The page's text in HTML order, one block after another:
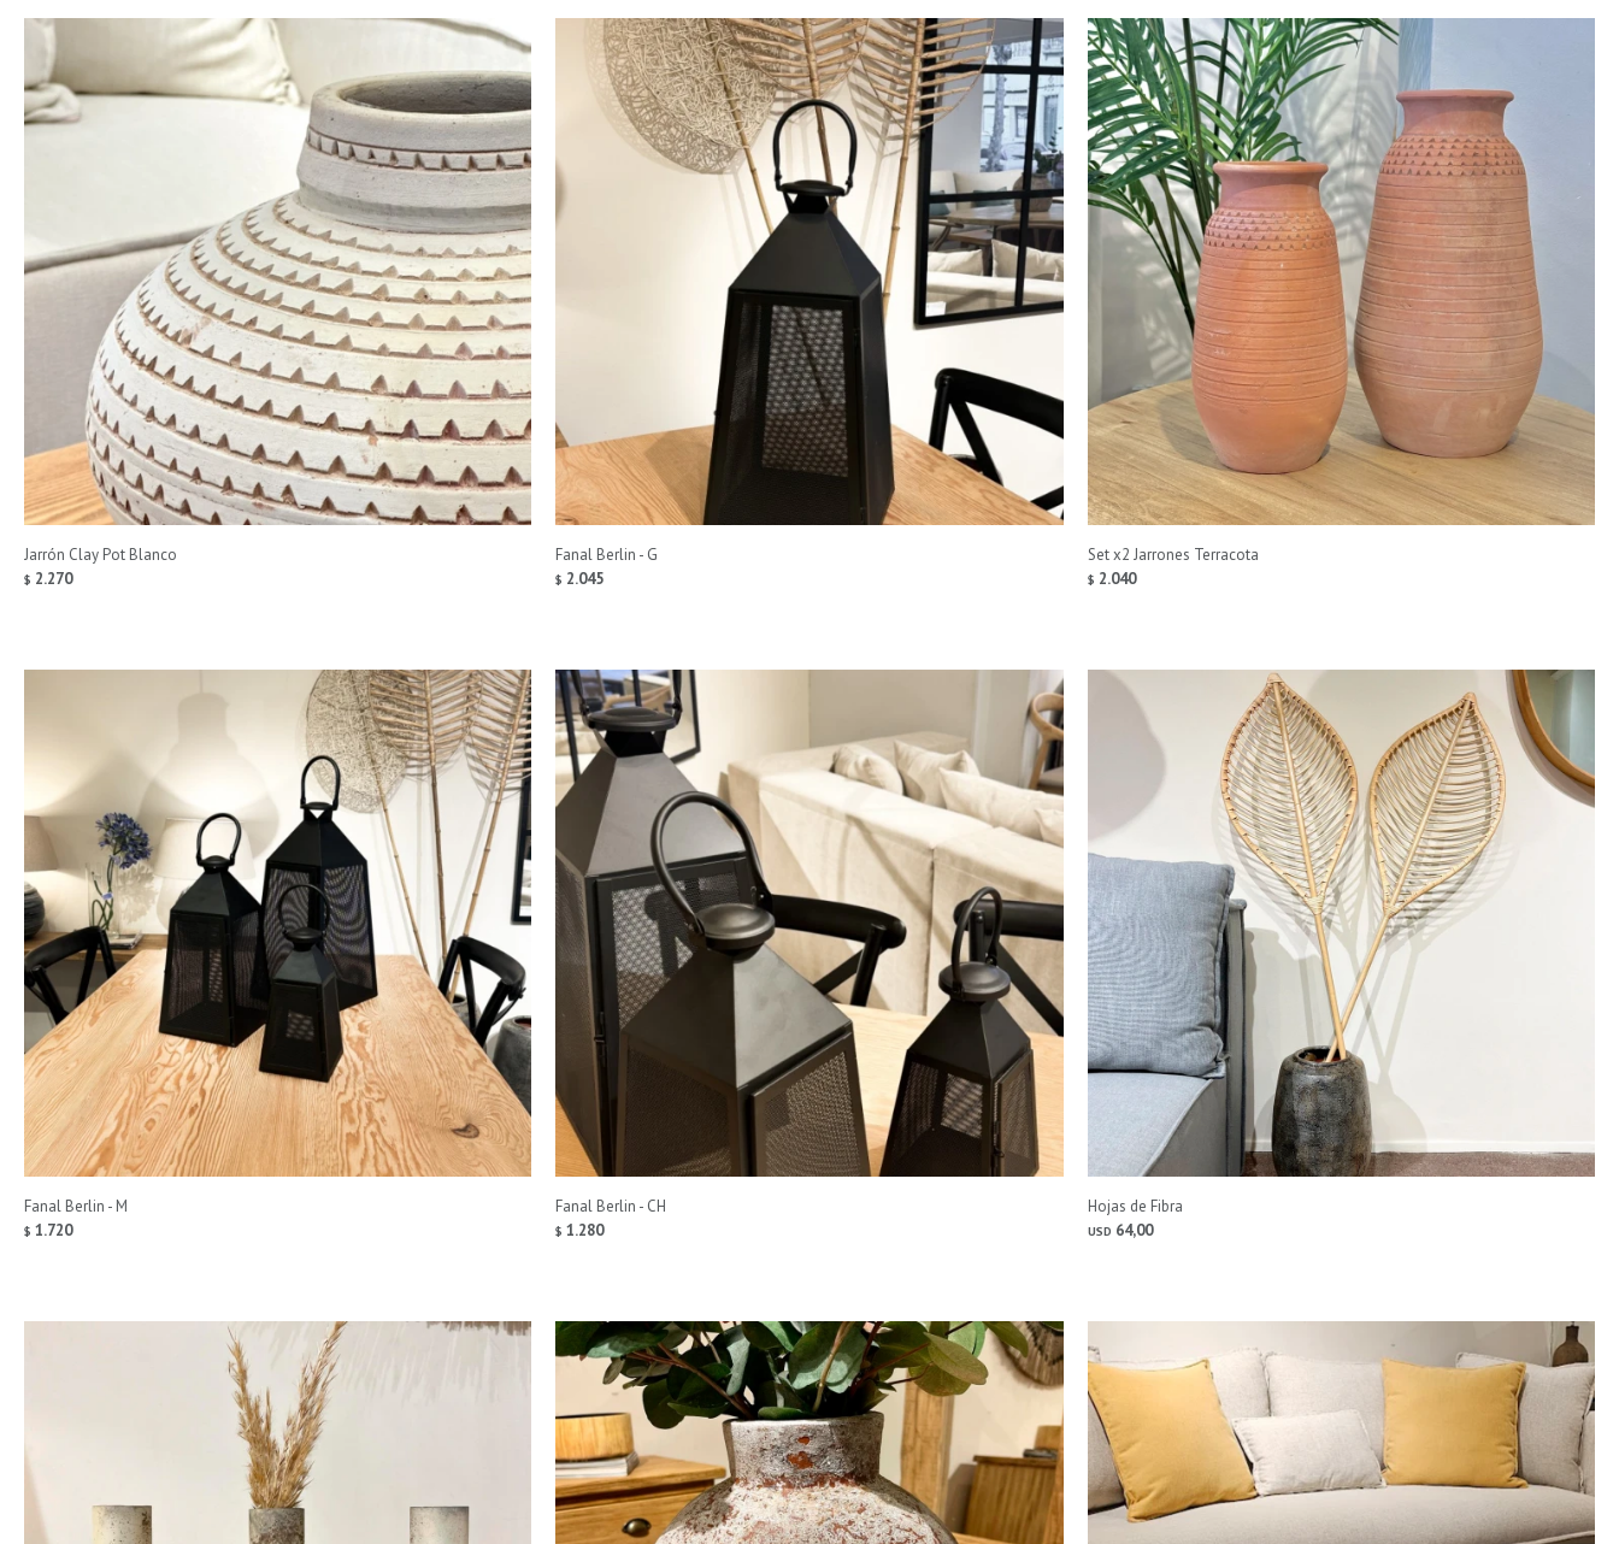
Jarrón Clay Pot Blanco
$ 2.270
Fanal Berlin - G
$ 2.045
Set x2 Jarrones Terracota
$ 2.040
Fanal Berlin - M
$ 1.720
Fanal Berlin - CH
$ 1.280
Hojas de Fibra
USD 64,00